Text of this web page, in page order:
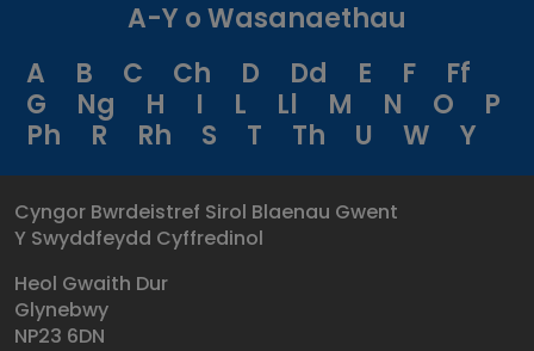
A-Y o Wasanaethau
A
B C Ch D Dd E F
Ff
G
Ng H I L Ll M N O
P
Ph
R Rh S T Th U W Y
Cyngor Bwrdeistref Sirol Blaenau Gwent
Y Swyddfeydd Cyffredinol
Heol Gwaith Dur
Glynebwy
NP23 6DN